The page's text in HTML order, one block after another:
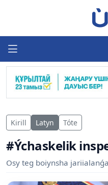
Kirill Latyn Tóte
#Ýchaskelik
Osy teg boiynsha